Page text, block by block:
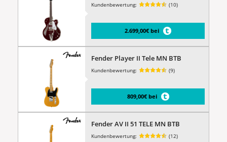
Kundenbewertung: (10)
2.699,00€ bei
Fender Player II Tele MN BTB
Kundenbewertung: (9)
809,00€ bei
Fender AV II 51 TELE MN BTB
Kundenbewertung: (12)